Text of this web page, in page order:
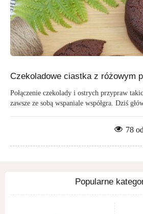
Czekoladowe ciastka z różowym
Połączenie czekolady i ostrych przypraw
zawsze ze sobą wspaniale współgra. Dziś
78
Popularne